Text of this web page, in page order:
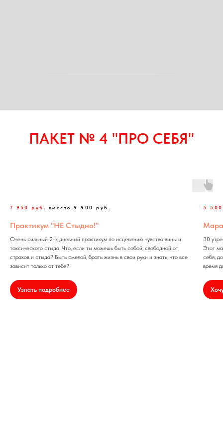
ПАКЕТ № 4 "ПРО СЕБЯ"
7 950 руб. вместо 9 900 руб.
Практикум "НЕ Стыдно!"
Очень сильный 2-х дневный практикум по исцелению чувства вины и
токсического стыда. Что, если ты можешь быть собой, свободной от
страхов и стыда? Быть смелой, брать жизнь в свои руки и знать, что все
зависит только от тебя?
Узнать подробнее
5
30
Этот
себя,
время